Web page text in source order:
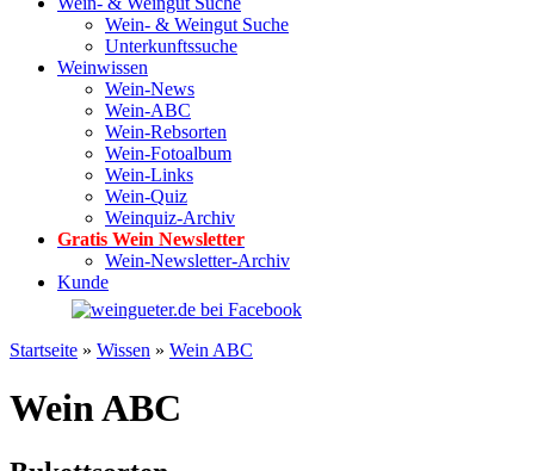
Wein- & Weingut Suche
Unterkunftssuche
Weinwissen
Wein-News
Wein-ABC
Wein-Rebsorten
Wein-Fotoalbum
Wein-Links
Wein-Quiz
Weinquiz-Archiv
Gratis Wein Newsletter
Wein-Newsletter-Archiv
Kunde
Startseite » Wissen » Wein ABC
Wein ABC